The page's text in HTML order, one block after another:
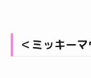
＜ミッキー